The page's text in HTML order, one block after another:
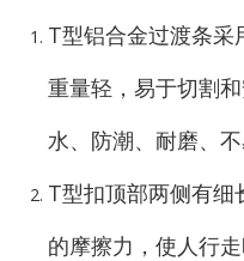
T型铝合金过渡条采
重量轻，易于切割
水、防潮、耐磨、
T型扣顶部两侧有细
的摩擦力，使人行走